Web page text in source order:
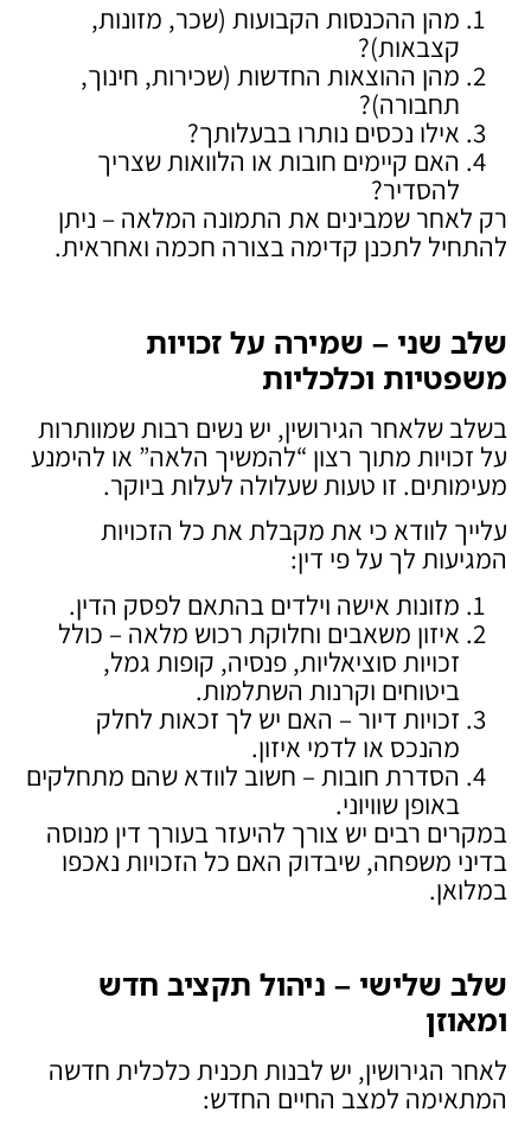
מהן ההכנסות הקבועות (שכר, מזונות,
קצבאות)?
מהן ההוצאות החדשות (שכירות, חינוך,
תחבורה)?
אילו נכסים נותרו בבעלותך?
האם קיימים חובות או הלוואות שצריך
להסדיר?
רק לאחר שמבינים את התמונה המלאה – ניתן
להתחיל לתכנן קדימה בצורה חכמה ואחראית.
שלב שני – שמירה על זכויות
משפטיות וכלכליות
בשלב שלאחר הגירושין, יש נשים רבות שמוותרות
על זכויות מתוך רצון “להמשיך הלאה” או להימנע
מעימותים. זו טעות שעלולה לעלות ביוקר.
עלייך לוודא כי את מקבלת את כל הזכויות
המגיעות לך על פי דין:
מזונות אישה וילדים בהתאם לפסק הדין.
איזון משאבים וחלוקת רכוש מלאה – כולל
זכויות סוציאליות, פנסיה, קופות גמל,
ביטוחים וקרנות השתלמות.
זכויות דיור – האם יש לך זכאות לחלק
מהנכס או לדמי איזון.
הסדרת חובות – חשוב לוודא שהם מתחלקים
באופן שוויוני.
במקרים רבים יש צורך להיעזר בעורך דין מנוסה
בדיני משפחה, שיבדוק האם כל הזכויות נאכפו
במלואן.
שלב שלישי – ניהול תקציב חדש
ומאוזן
לאחר הגירושין, יש לבנות תכנית כלכלית חדשה
המתאימה למצב החיים החדש: